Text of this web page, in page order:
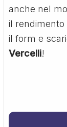
anche nel
il rendimento
il form e
Vercelli!